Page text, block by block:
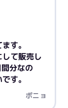
す。
て販売し
分なの
す。
ポニョ